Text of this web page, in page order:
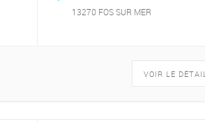
13270 FOS SUR MER
VOIR LE DÉTAIL